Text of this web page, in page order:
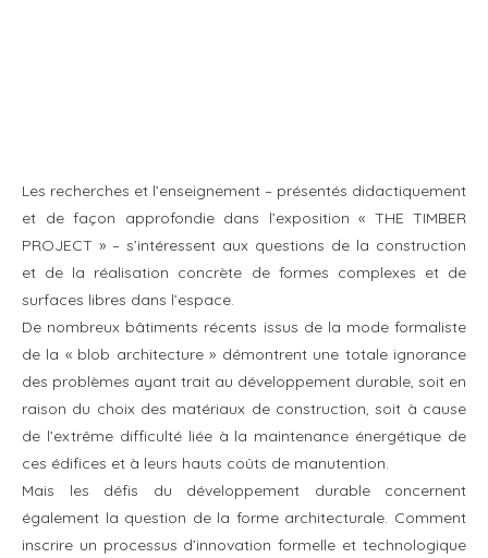
Les recherches et l’enseignement – présentés didactiquement
et de façon approfondie dans l’exposition « THE TIMBER
PROJECT » – s’intéressent aux questions de la construction
et de la réalisation concrète de formes complexes et de
surfaces libres dans l’espace.
De nombreux bâtiments récents issus de la mode formaliste
de la « blob architecture » démontrent une totale ignorance
des problèmes ayant trait au développement durable, soit en
raison du choix des matériaux de construction, soit à cause
de l’extrême difficulté liée à la maintenance énergétique de
ces édifices et à leurs hauts coûts de manutention.
Mais les défis du développement durable concernent
également la question de la forme architecturale. Comment
inscrire un processus d’innovation formelle et technologique